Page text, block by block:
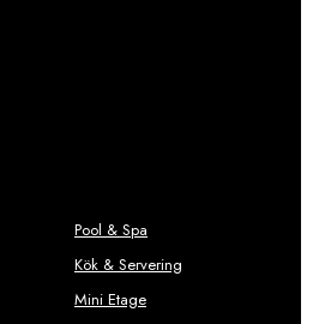
Pool & Spa
Kök & Servering
Mini Etage